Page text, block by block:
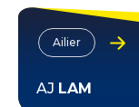
Ailier
AJ LAM